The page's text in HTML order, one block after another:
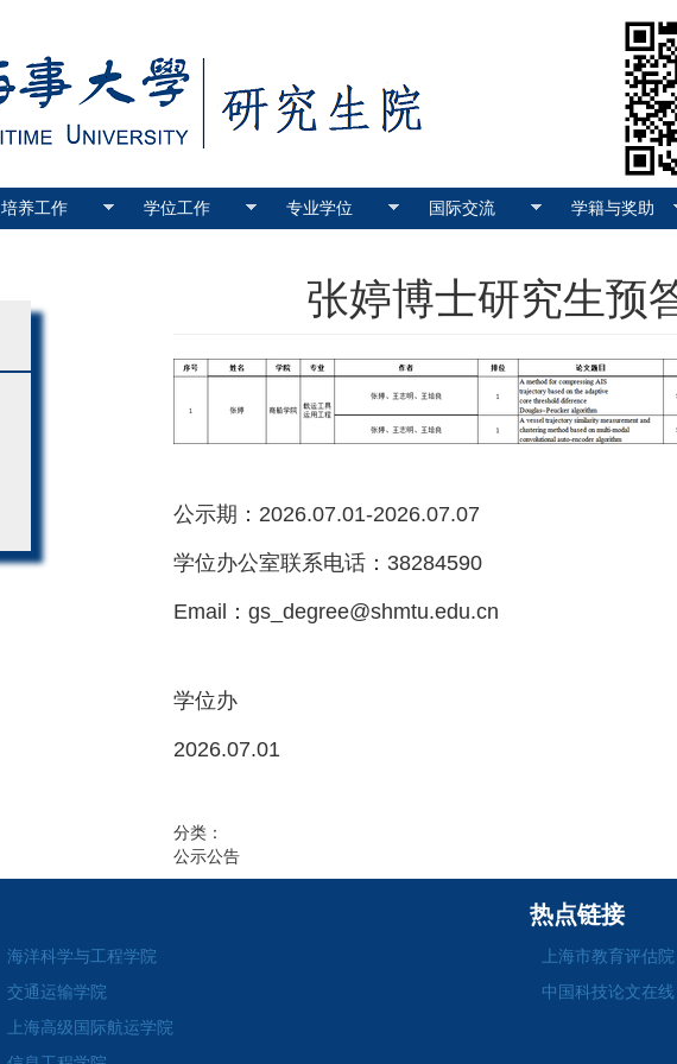
培养工作 学位工作 专业学位 国际交流 学籍与奖助
张婷博士研究生预
公示期：2026.07.01-2026.07.07
学位办公室联系电话：38284590
Email：gs_degree@shmtu.edu.cn
学位办
2026.07.01
分类：
公示公告
海洋科学与工程学院
交通运输学院
上海高级国际航运学院
热点链接
上海市教育评估院
中国科技论文在线